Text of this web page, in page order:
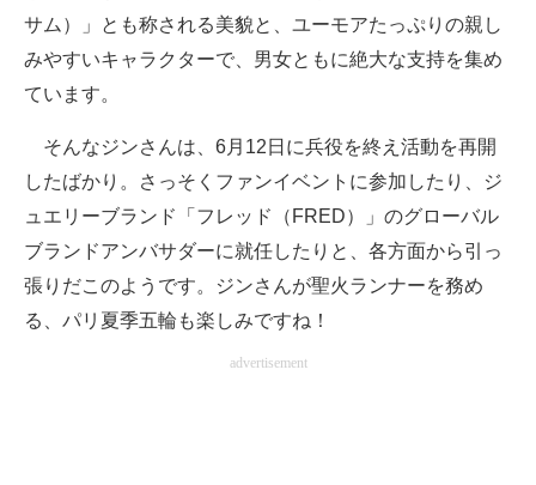
サム）」とも称される美貌と、ユーモアたっぷりの親し
みやすいキャラクターで、男女ともに絶大な支持を集め
ています。
そんなジンさんは、6月12日に兵役を終え活動を再開
したばかり。さっそくファンイベントに参加したり、ジ
ュエリーブランド「フレッド（FRED）」のグローバル
ブランドアンバサダーに就任したりと、各方面から引っ
張りだこのようです。ジンさんが聖火ランナーを務め
る、パリ夏季五輪も楽しみですね！
advertisement